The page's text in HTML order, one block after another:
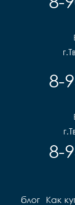
8-
8-
блог Как